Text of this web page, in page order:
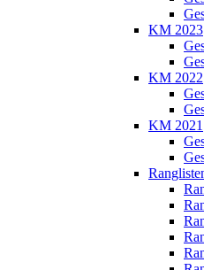
KM 2023
KM 2022
KM 2021